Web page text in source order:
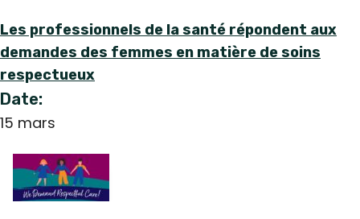
Les professionnels de la santé répondent aux
demandes des femmes en matière de soins
respectueux
Date:
15 mars